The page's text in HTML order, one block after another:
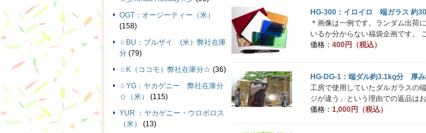
HG-300：イロイロ 端ガラス 約
＊画像は一例です。ランダム出荷
いるか分からない福袋企画です。
価格： 400円（税込）
HG-DG-1：端ダル約3.1kg分 厚
工房で使用していたダルガラスの
ジが違う」という理由での返品は
価格： 1,000円（税込）
OGT：オージーティー（米）
(158)
☆BU：ブルザイ (米）弊社在庫
分 (79)
☆K（ココモ）弊社在庫分☆ (36)
☆YG：ヤカゲニー 弊社在庫分
☆（米）
(115)
YUR ：ヤカゲニー・ウロボロス
（米）
(13)